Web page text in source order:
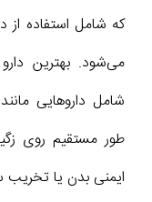
که شامل استفاده از
می‌شود. بهترین
شامل داروهایی
طور مستقیم روی
ایمنی بدن یا تخریب